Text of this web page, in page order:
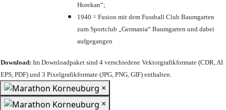
Horekan“;
1940 = Fusion mit dem Fussball Club Baumgarten
zum Sportclub „Germania“ Baumgarten und dabei
aufgegangen
Download: Im Downloadpaket sind 4 verschiedene Vektorgrafikformate (CDR, AI
EPS, PDF) und 3 Pixelgrafikformate (JPG, PNG, GIF) enthalten.
×
×